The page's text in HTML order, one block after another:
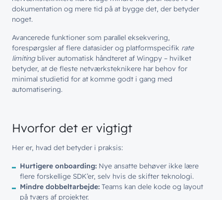
dokumentation og mere tid på at bygge det, der betyder
noget.
Avancerede funktioner som parallel eksekvering,
forespørgsler af flere datasider og platformspecifik rate
limitingbliver automatisk håndteret af Wingpy – hvilket
betyder, at de fleste netværksteknikere har behov for
minimal studietid for at komme godt i gang med
automatisering.
Hvorfor det er vigtigt
Her er, hvad det betyder i praksis:
Hurtigere onboarding: Nye ansatte behøver ikke lære
flere forskellige SDK’er, selv hvis de skifter teknologi.
Mindre dobbeltarbejde: Teams kan dele kode og layout
på tværs af projekter.